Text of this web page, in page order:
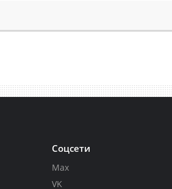
Соцсети
Max
VK